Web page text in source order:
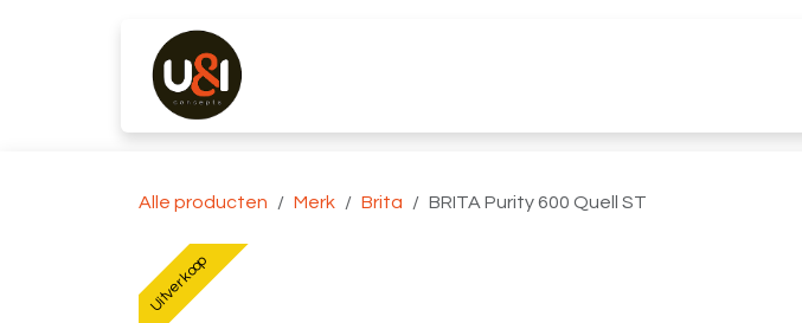
Alle producten Merk Brita BRITA Purity 600 Quell ST
Uitverkoop